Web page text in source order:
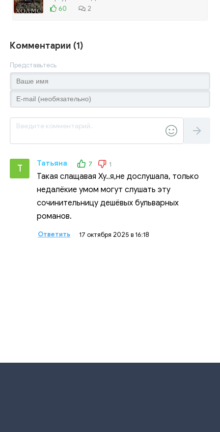
60
2
Комментарии (1)
Представьтесь
Т Татьяна 7 1
Такая слащавая Ху..я,не дослушала, только
недалёкие умом могут слушать эту
сочинительницу дешёвых бульварных
романов.
Ответить 17 октября 2025 в 16:18